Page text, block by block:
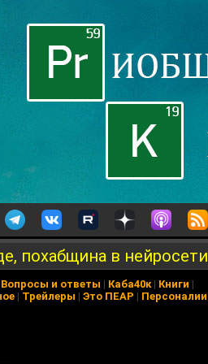
похабщина в нейросети
Вопросы и ответы | Каба40к| Книги |
| Трейлеры | Это ПЕАР | Персоналии